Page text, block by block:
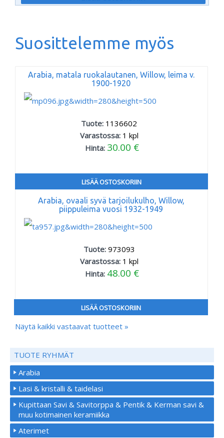
Suosittelemme myös
Arabia, matala ruokalautanen, Willow, leima v.
1900-1920
Tuote: 1136602
Varastossa: 1 kpl
Hinta: 30.00 €
LISÄÄ OSTOSKORIIN
Arabia, ovaali syvä tarjoilukulho, Willow,
piippuleima vuosi 1932-1949
Tuote: 973093
Varastossa: 1 kpl
Hinta: 48.00 €
LISÄÄ OSTOSKORIIN
Näytä kaikki vastaavat tuotteet »
TUOTE RYHMÄT
Arabia
Lasi & kristalli & taidelasi
Kupittaan Savi & Savitorppa & Pentik & Kerman savi &
muu kotimainen keramiikka
Aterimet